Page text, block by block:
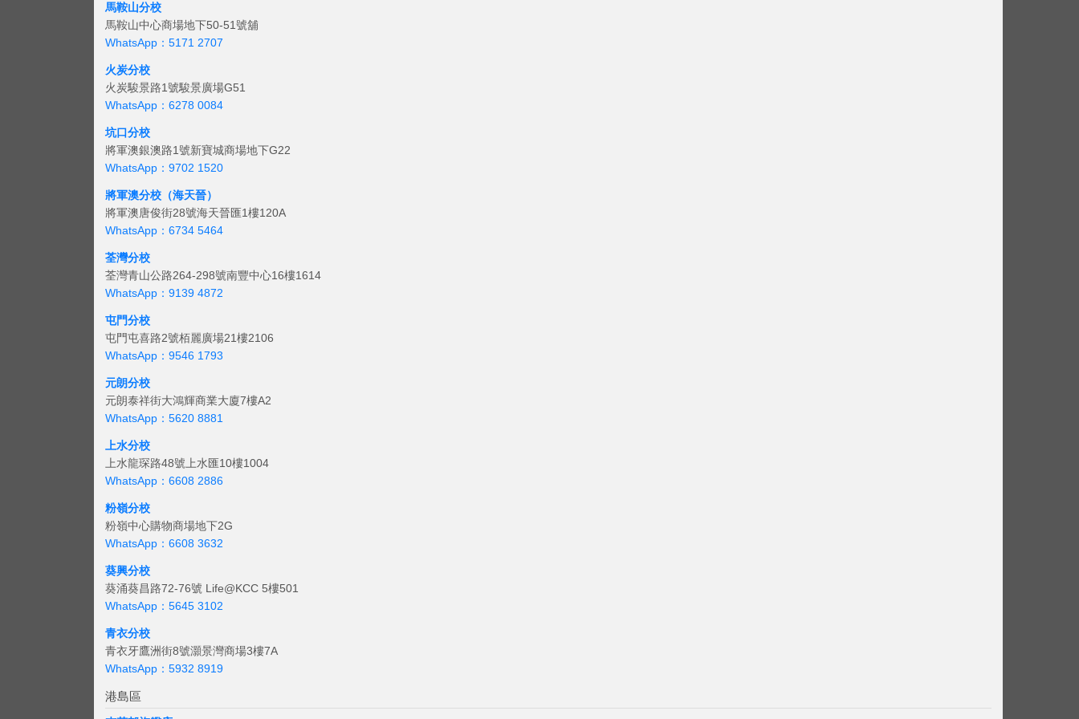
馬鞍山分校
馬鞍山中心商場地下50-51號舖
WhatsApp：5171 2707
火炭分校
火炭駿景路1號駿景廣場G51
WhatsApp：6278 0084
坑口分校
將軍澳銀澳路1號新寶城商場地下G22
WhatsApp：9702 1520
將軍澳分校（海天晉）
將軍澳唐俊街28號海天晉匯1樓120A
WhatsApp：6734 5464
荃灣分校
荃灣青山公路264-298號南豐中心16樓1614
WhatsApp：9139 4872
屯門分校
屯門屯喜路2號栢麗廣場21樓2106
WhatsApp：9546 1793
元朗分校
元朗泰祥街大鴻輝商業大廈7樓A2
WhatsApp：5620 8881
上水分校
上水龍琛路48號上水匯10樓1004
WhatsApp：6608 2886
粉嶺分校
粉嶺中心購物商場地下2G
WhatsApp：6608 3632
葵興分校
葵涌葵昌路72-76號 Life@KCC 5樓501
WhatsApp：5645 3102
青衣分校
青衣牙鷹洲街8號灝景灣商場3樓7A
WhatsApp：5932 8919
港島區